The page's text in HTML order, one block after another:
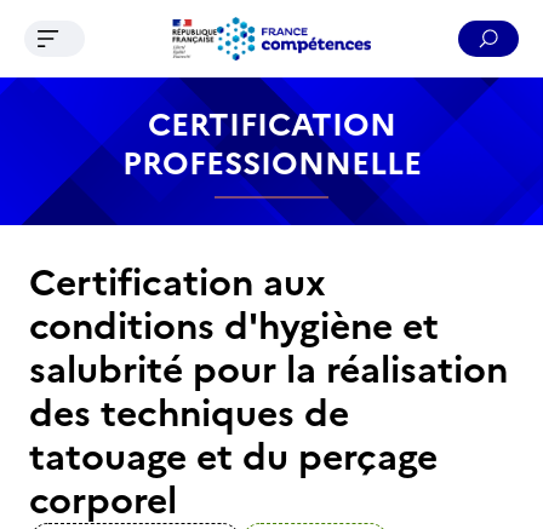
Contenu Recherche Menu Pied de page
Ouvrir le menu de navigation
CERTIFICATION
PROFESSIONNELLE
Certification aux
conditions d'hygiène et
salubrité pour la réalisation
des techniques de
tatouage et du perçage
corporel